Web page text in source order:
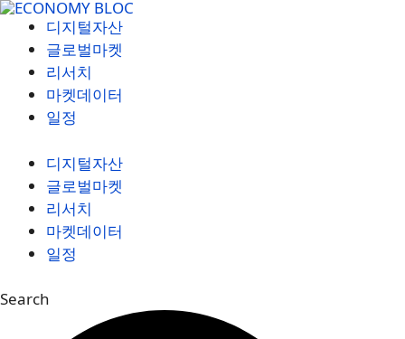
컨
디지털자산
글로벌마켓
리서치
마켓데이터
일정
디지털자산
글로벌마켓
리서치
마켓데이터
일정
Search